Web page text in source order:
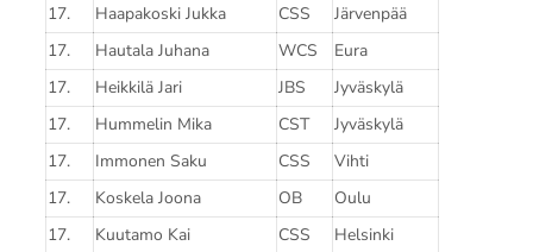
17.
Haapakoski Jukka CSS
Järvenpää
17.
Hautala Juhana WCS
Eura
17.
Heikkilä Jari JBS
Jyväskylä
17.
Hummelin Mika CST
Jyväskylä
17.
Immonen Saku CSS
Vihti
17.
Koskela Joona OB
Oulu
17.
Kuutamo Kai CSS
Helsinki